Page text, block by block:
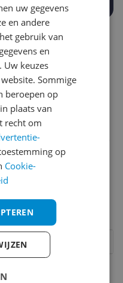
je graag je mening
het schrijven van je
duurt het schrijven
de 3 en 10 minuten.
bezoekers een betere
maand kans op
7
uw gegevens
en andere
gebruik van
en
Uw keuzes
Sommige
beroepen op
plaats van
recht om
op
Cookie-